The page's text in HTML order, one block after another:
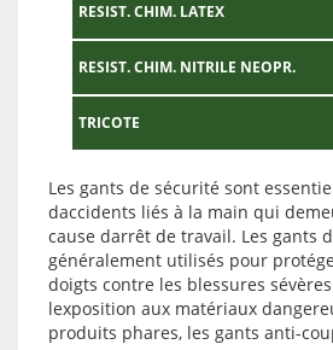
RESIST. CHIM. LATEX
RESIST. CHIM. NITRILE NEOPR.
TRICOTE
Les gants de sécurité sont
daccidents liés à la main qui
cause darrêt de travail. Les gants
généralement utilisés pour
doigts contre les blessures
lexposition aux matériaux
produits phares, les gants anti-